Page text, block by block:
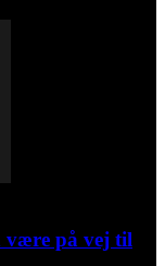
være på vej til